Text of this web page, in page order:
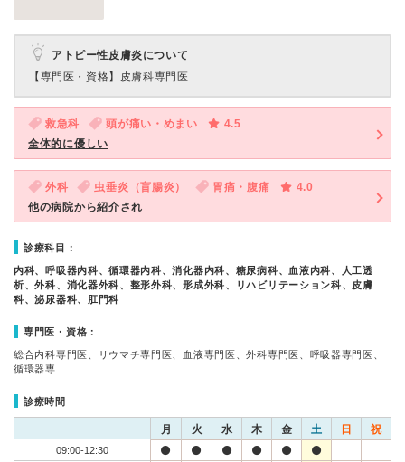
アトピー性皮膚炎について
【専門医・資格】 皮膚科専門医
救急科 頭が痛い・めまい
4.5
全体的に優しい
外科 虫垂炎（盲腸炎） 胃痛・腹痛
4.0
他の病院から紹介され
診療科目：
内科、呼吸器内科、循環器内科、消化器内科、糖尿病科、血液内科、人工透
析、外科、消化器外科、整形外科、形成外科、リハビリテーション科、皮膚
科、泌尿器科、肛門科
専門医・資格：
総合内科専門医、リウマチ専門医、血液専門医、外科専門医、呼吸器専門医、
循環器専…
診療時間
月 火 水 木 金 土 日 祝
09:00-12:30